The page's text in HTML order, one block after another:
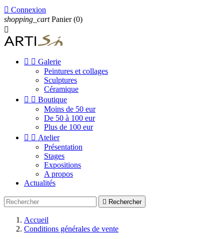
 Connexion
shopping_cart Panier (0)

  Galerie
Peintures et collages
Sculptures
Céramique
  Boutique
Moins de 50 eur
De 50 à 100 eur
Plus de 100 eur
  Atelier
Présentation
Stages
Expositions
A propos
Actualités
 Rechercher
Accueil
Conditions générales de vente